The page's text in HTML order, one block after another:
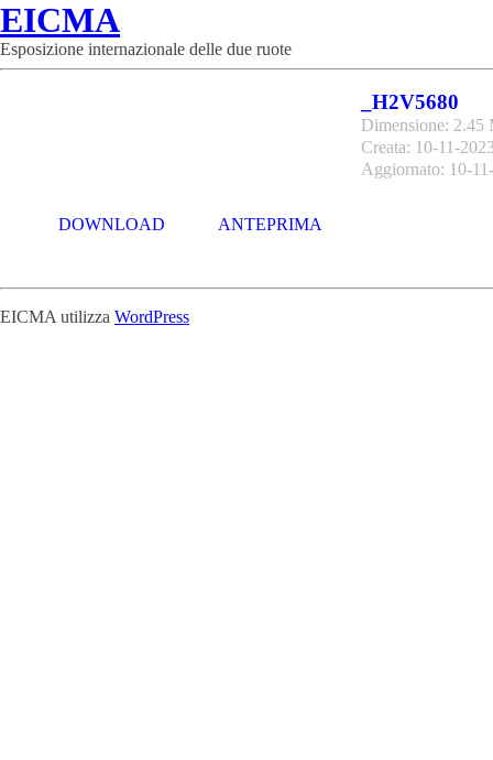
EICMA
Esposizione internazionale delle due ruote
_H2V5680
Dimensione: 2.45
Creata: 10-11-
Aggiornato: 10-
DOWNLOAD ANTEPRIMA
EICMA utilizza WordPress